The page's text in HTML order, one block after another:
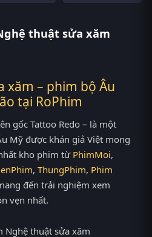
thuật sửa xăm
xăm – phim bộ Âu
tại RoPhim
gốc Tattoo Redo – là một
Mỹ được khán giả Việt mong
kho phim từ PhimMoi,
, ThungPhim, Phim
đến trải nghiệm xem
vẹn nhất.